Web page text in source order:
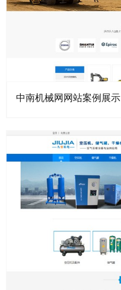
中南机械网网站案例展示